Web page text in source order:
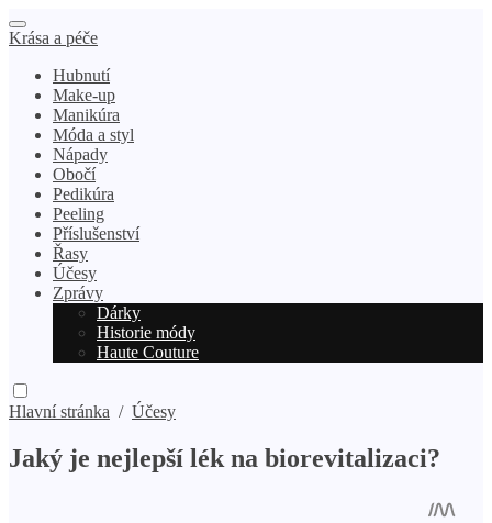
Krása a péče
Hubnutí
Make-up
Manikúra
Móda a styl
Nápady
Obočí
Pedikúra
Peeling
Příslušenství
Řasy
Účesy
Zprávy
Dárky
Historie módy
Haute Couture
Hlavní stránka / Účesy
Jaký je nejlepší lék na biorevitalizaci?